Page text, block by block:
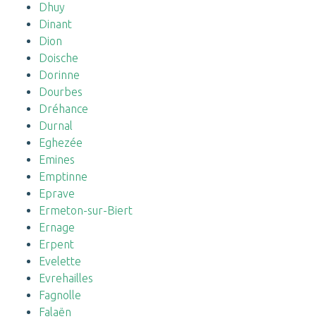
Dhuy
Dinant
Dion
Doische
Dorinne
Dourbes
Dréhance
Durnal
Eghezée
Emines
Emptinne
Eprave
Ermeton-sur-Biert
Ernage
Erpent
Evelette
Evrehailles
Fagnolle
Falaën